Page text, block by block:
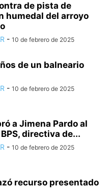
de pista de
humedal del arroyo
- 10 de febrero de 2025
de un balneario
- 10 de febrero de 2025
a Jimena Pardo al
directiva de...
- 10 de febrero de 2025
recurso presentado